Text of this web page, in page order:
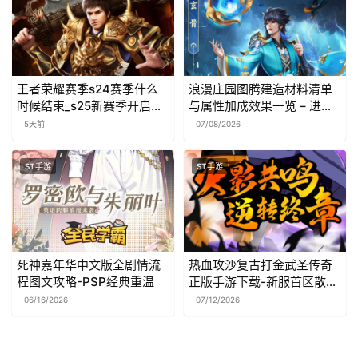
王者荣耀赛季s24赛季什么
时候结束_s25新赛季开启时
间预测
5天前
浪漫庄园图腾建造材料清单
与属性加成效果一览 – 进阶
摆放技巧
07/08/2026
ST手游
死神嘉年华中文版全剧情流
程图文攻略-PSP经典重温
06/16/2026
ST手游
热血攻沙复古打金武圣传奇
正版手游下载-新服首区散人
天堂
07/12/2026